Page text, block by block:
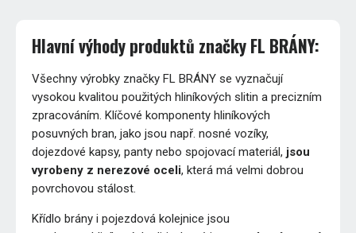
Hlavní výhody produktů značky FL BRÁNY:
Všechny výrobky značky FL BRÁNY se vyznačují
vysokou kvalitou použitých hliníkových slitin a precizním
zpracováním. Klíčové komponenty hliníkových
posuvných bran, jako jsou např. nosné vozíky,
dojezdové kapsy, panty nebo spojovací materiál, jsou
vyrobeny z nerezové oceli, která má velmi dobrou
povrchovou stálost.
Křídlo brány i pojezdová kolejnice jsou